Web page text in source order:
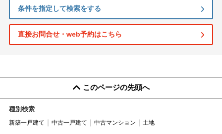
条件を指定して検索をする
直接お問合せ・web予約はこちら
このページの先頭へ
種別検索
新築一戸建て 中古一戸建て 中古マンション 土地